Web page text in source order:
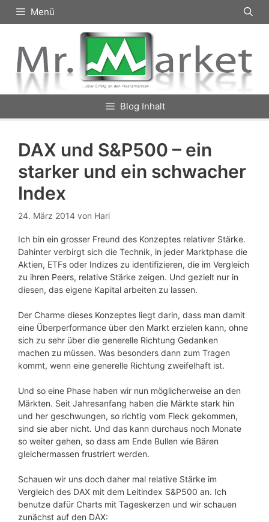
Inhalt
Menü
Blog Inhalt
DAX und S&P500 – ein
starker und ein schwacher
Index
24. März 2014 von Hari
Ich bin ein grosser Freund des Konzeptes relativer Stärke.
Dahinter verbirgt sich die Technik, in jeder Marktphase die
Aktien, ETFs oder Indizes zu identifizieren, die im Vergleich
zu ihren Peers, relative Stärke zeigen. Und gezielt nur in
diesen, das eigene Kapital arbeiten zu lassen.
Der Charme dieses Konzeptes liegt darin, dass man damit
eine Überperformance über den Markt erzielen kann, ohne
sich zu sehr über die generelle Richtung Gedanken
machen zu müssen. Was besonders dann zum Tragen
kommt, wenn eine generelle Richtung zweifelhaft ist.
Und so eine Phase haben wir nun möglicherweise an den
Märkten. Seit Jahresanfang haben die Märkte stark hin
und her geschwungen, so richtig vom Fleck gekommen,
sind sie aber nicht. Und das kann durchaus noch Monate
so weiter gehen, so dass am Ende Bullen wie Bären
gleichermassen frustriert werden.
Schauen wir uns doch daher mal relative Stärke im
Vergleich des DAX mit dem Leitindex S&P500 an. Ich
benutze dafür Charts mit Tageskerzen und wir schauen
zunächst auf den DAX: